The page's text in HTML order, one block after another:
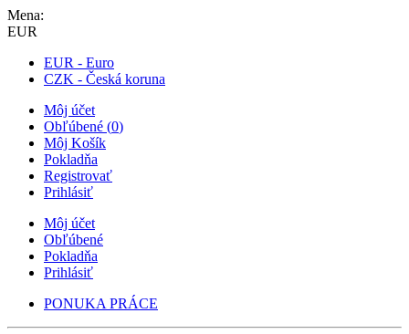
Mena:
EUR
EUR - Euro
CZK - Česká koruna
Môj účet
Obľúbené (0)
Môj Košík
Pokladňa
Registrovať
Prihlásiť
Môj účet
Obľúbené
Pokladňa
Prihlásiť
PONUKA PRÁCE